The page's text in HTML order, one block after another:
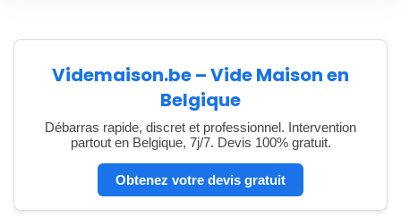
Videmaison.be – Vide Maison en
Belgique
Débarras rapide, discret et professionnel. Intervention
partout en Belgique, 7j/7. Devis 100% gratuit.
Obtenez votre devis gratuit